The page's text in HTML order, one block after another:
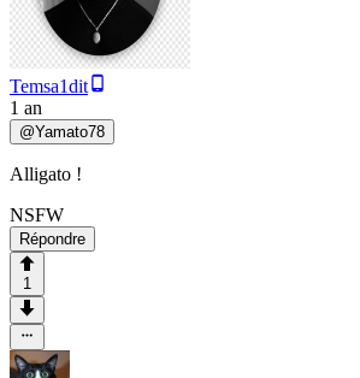
Temsa1dit
1 an
@Yamato78
Alligato !
NSFW
Répondre
1